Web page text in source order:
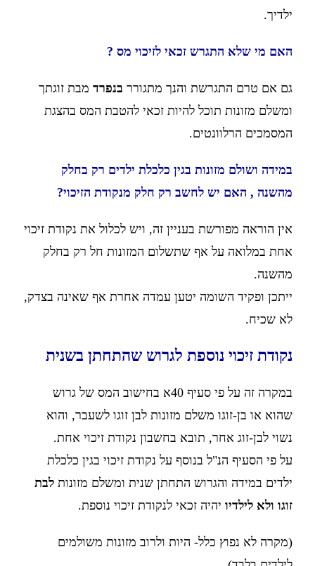
ילדיך.
האם מי שלא התגרש זכאי לזיכוי מס ?
גם אם טרם התגרשת והנך מתגורר בנפרד מבת זוגתך
ומשלם מזונות תוכל להיות זכאי להטבת המס בהצגת
המסמכים הרלוונטים.
במידה ושולם מזונות בגין כלכלת ילדים רק בחלק
מהשנה , האם יש לחשב רק חלק מנקודת הזיכוי?
אין הוראה מפורשת בעניין זה, ויש לכלול את נקודת זיכוי
אחת במלואה על אף שתשלום המזונות חל רק בחלק
מהשנה.
ייתכן ופקיד השומה יטען עמדה אחרת אף שאינה בצדק,
לא שכיח.
נקודת זיכוי נוספת לגרוש שהתחתן בשנית
במקרה זה על פי סעיף 40א בחישוב המס של גרוש
שהוא או בן-זוגו משלם מזונות לבן זוגו לשעבר, והוא
נשוי לבן-זוג אחר, תובא בחשבון נקודת זיכוי אחת.
על פי הסעיף הנ"ל בנוסף על נקודת זיכוי בגין כלכלת
ילדים במידה והגרוש התחתן שנית ומשלם מזונות לבת
זוגו ולא לילדיו יהיה זכאי לנקודת זיכוי נוספת.
(מקרה לא נפוץ כלל- היות ולרוב מזונות משולמים